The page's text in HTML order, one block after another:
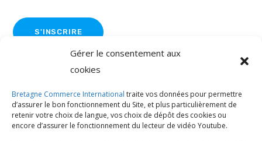
Gérer le consentement aux
cookies
Bretagne Commerce International traite vos données pour permettre
d’assurer le bon fonctionnement du Site, et plus particulièrement de
retenir votre choix de langue, vos choix de dépôt des cookies ou
encore d’assurer le fonctionnement du lecteur de vidéo Youtube.
S'INSCRIRE
2026
Speakers